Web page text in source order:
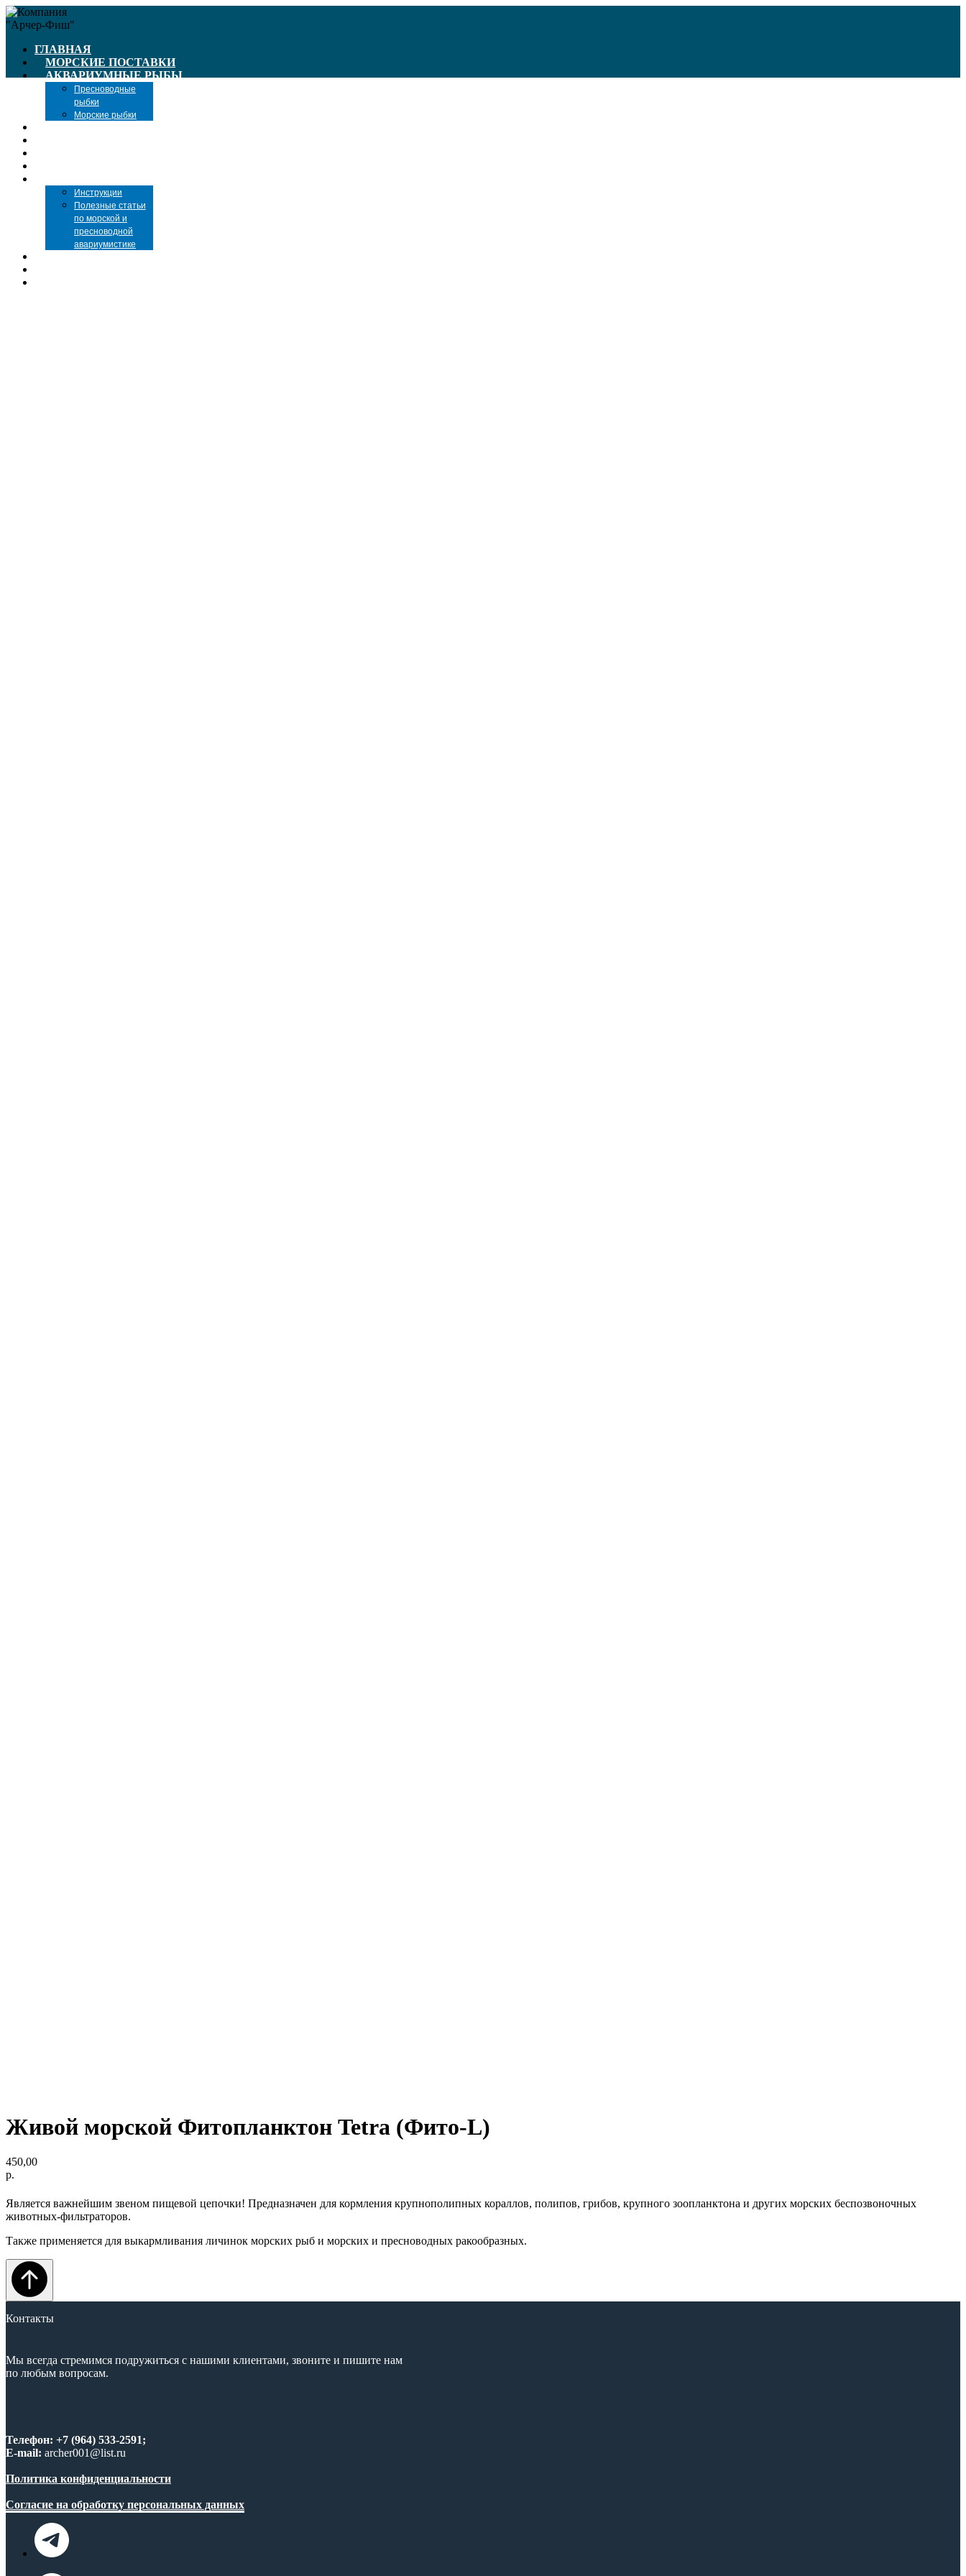
ГЛАВНАЯ
МОРСКИЕ ПОСТАВКИ
АКВАРИУМНЫЕ РЫБЫ
Пресноводные
рыбки
Морские рыбки
Инструкции
Полезные статьи
по морской и
пресноводной
авариумистике
Живой морской Фитопланктон Tetra (Фито-L)
450,00
р.
Является важнейшим звеном пищевой цепочки! Предназначен для кормления крупнополипных кораллов, полипов, грибов, крупного зоопланктона и других морских беспозвоночных
животных-фильтраторов.
Также применяется для выкармливания личинок морских рыб и морских и пресноводных ракообразных.
Контакты
Мы всегда стремимся подружиться с нашими клиентами, звоните и пишите нам
по любым вопросам.
Телефон: +7 (964) 533-2591;
E-mail: archer001@list.ru
Политика конфиденциальности
Согласие на обработку персональных данных